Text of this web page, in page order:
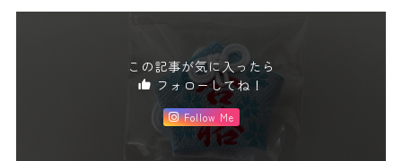
この記事が気に入ったら
フォローしてね！
Follow Me